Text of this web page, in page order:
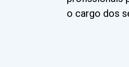
o cargo dos